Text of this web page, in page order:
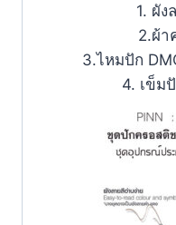
1. ผัง
2.ผ้า
3.ไหมปัก
4. เข็ม